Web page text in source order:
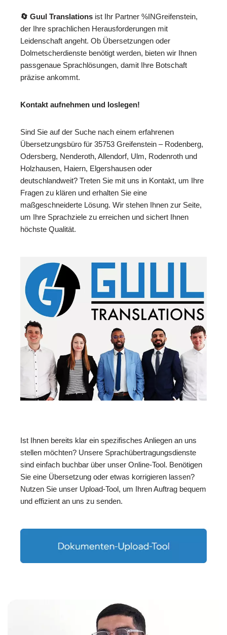
🔄 Guul Translations ist Ihr Partner %INGreifenstein,
der Ihre sprachlichen Herausforderungen mit
Leidenschaft angeht. Ob Übersetzungen oder
Dolmetscherdienste benötigt werden, bieten wir Ihnen
passgenaue Sprachlösungen, damit Ihre Botschaft
präzise ankommt.
Kontakt aufnehmen und loslegen!
Sind Sie auf der Suche nach einem erfahrenen
Übersetzungsbüro für 35753 Greifenstein – Rodenberg,
Odersberg, Nenderoth, Allendorf, Ulm, Rodenroth und
Holzhausen, Haiern, Elgershausen oder
deutschlandweit? Treten Sie mit uns in Kontakt, um Ihre
Fragen zu klären und erhalten Sie eine
maßgeschneiderte Lösung. Wir stehen Ihnen zur Seite,
um Ihre Sprachziele zu erreichen und sichert Ihnen
höchste Qualität.
Ist Ihnen bereits klar ein spezifisches Anliegen an uns
stellen möchten? Unsere Sprachübertragungsdienste
sind einfach buchbar über unser Online-Tool. Benötigen
Sie eine Übersetzung oder etwas korrigieren lassen?
Nutzen Sie unser Upload-Tool, um Ihren Auftrag bequem
und effizient an uns zu senden.